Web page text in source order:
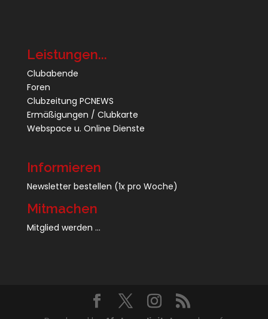
Leistungen...
Clubabende
Foren
Clubzeitung PCNEWS
Ermäßigungen / Clubkarte
Webspace u. Online Dienste
Informieren
Newsletter bestellen (1x pro Woche)
Mitmachen
Mitglied werden ...